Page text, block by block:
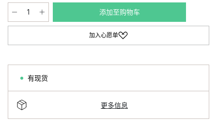
添加至购物车
加入心愿单
有现货
更多信息